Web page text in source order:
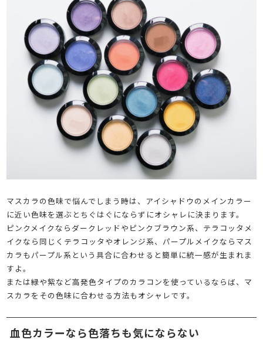
マスカラの色味で悩んでしまう時は、アイシャドウのメインカラー
に近い色味を選ぶとちぐはぐにならずにオシャレに決まります。
ピンクメイクならダークレッドやピンクブラウン系、テラコッタメ
イクなら同じくテラコッタやオレンジ系、パープルメイクならマス
カラもパープル系という具合に合わせると簡単に統一感が生まれま
すよ。
または緑や紫など高発色タイプのカラコンを使っているならば、マ
スカラをその色味に合わせる方法もオシャレです。
血色カラーなら色落ちも気にならない